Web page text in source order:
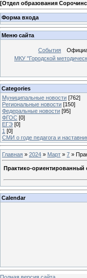
[Отдел образования
Форма входа
Меню сайта
События
МКУ "Городской
Categories
Муниципальные новости [762]
Региональные новости [150]
Федеральные новости [95]
ФГОС [0]
ЕГЭ [0]
1 [0]
СМИ о годе педагога и
Главная » 2024 » Март » 7 »
Практико-ориентированный
Calendar
Полная версия сайта